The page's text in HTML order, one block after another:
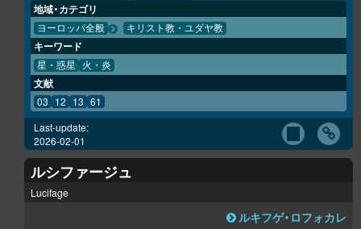
地域・カテゴリ
ヨーロッパ全般 キリスト教・ユダヤ教
キーワード
星・惑星 火・炎
文献
03 12 13 61
Last-update:
2026-02-01
ルシファージュ
Lucifage
ルキフゲ・ロフォカレ